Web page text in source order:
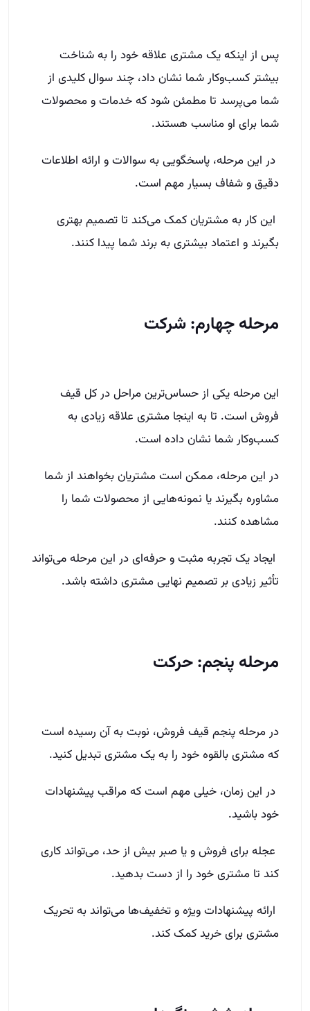
پس از اینکه یک مشتری علاقه خود را به شناخت
بیشتر کسب‌وکار شما نشان داد، چند سوال کلیدی از
شما می‌پرسد تا مطمئن شود که خدمات و محصولات
شما برای او مناسب هستند.
در این مرحله، پاسخگویی به سوالات و ارائه اطلاعات
دقیق و شفاف بسیار مهم است.
این کار به مشتریان کمک می‌کند تا تصمیم بهتری
بگیرند و اعتماد بیشتری به برند شما پیدا کنند.
مرحله چهارم: شرکت
این مرحله یکی از حساس‌ترین مراحل در کل قیف
فروش است. تا به اینجا مشتری علاقه زیادی به
کسب‌وکار شما نشان داده است.
در این مرحله، ممکن است مشتریان بخواهند از شما
مشاوره بگیرند یا نمونه‌هایی از محصولات شما را
مشاهده کنند.
ایجاد یک تجربه مثبت و حرفه‌ای در این مرحله می‌تواند
تأثیر زیادی بر تصمیم نهایی مشتری داشته باشد.
مرحله پنجم: حرکت
در مرحله پنجم قیف فروش، نوبت به آن رسیده است
که مشتری بالقوه خود را به یک مشتری تبدیل کنید.
در این زمان، خیلی مهم است که مراقب پیشنهادات
خود باشید.
عجله برای فروش و یا صبر بیش از حد، می‌تواند کاری
کند تا مشتری خود را از دست بدهید.
ارائه پیشنهادات ویژه و تخفیف‌ها می‌تواند به تحریک
مشتری برای خرید کمک کند.